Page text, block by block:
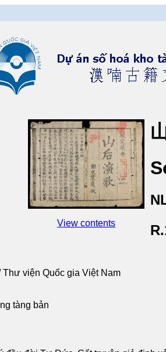
View contents
viện Quốc gia Việt Nam
tàng bản